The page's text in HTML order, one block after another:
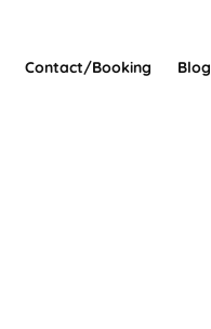
Contact/Booking Blog